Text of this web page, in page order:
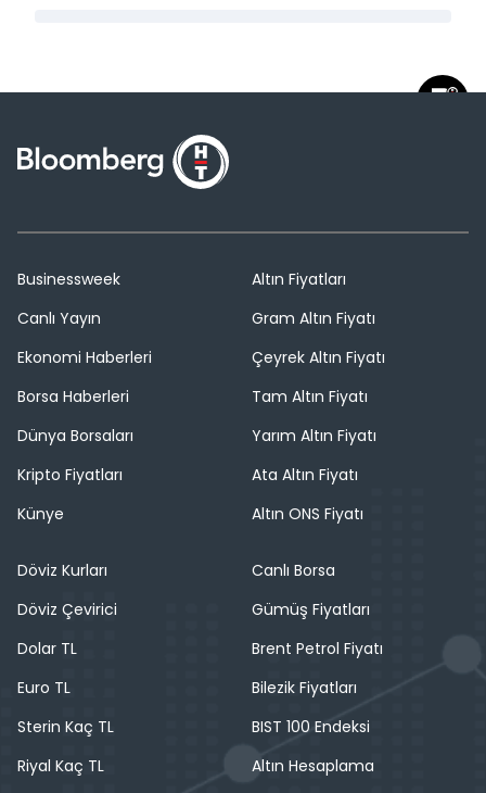
Businessweek
Canlı Yayın
Ekonomi Haberleri
Borsa Haberleri
Dünya Borsaları
Kripto Fiyatları
Künye
Altın Fiyatları
Gram Altın Fiyatı
Çeyrek Altın Fiyatı
Tam Altın Fiyatı
Yarım Altın Fiyatı
Ata Altın Fiyatı
Altın ONS Fiyatı
Döviz Kurları
Döviz Çevirici
Dolar TL
Euro TL
Sterin Kaç TL
Riyal Kaç TL
Canlı Borsa
Gümüş Fiyatları
Brent Petrol Fiyatı
Bilezik Fiyatları
BIST 100 Endeksi
Altın Hesaplama